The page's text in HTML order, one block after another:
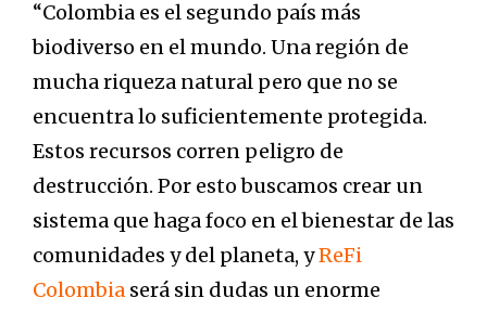
“Colombia es el segundo país más
biodiverso en el mundo. Una región de
mucha riqueza natural pero que no se
encuentra lo suficientemente protegida.
Estos recursos corren peligro de
destrucción. Por esto buscamos crear un
sistema que haga foco en el bienestar de las
comunidades y del planeta, yReFi
Colombia será sin dudas un enorme